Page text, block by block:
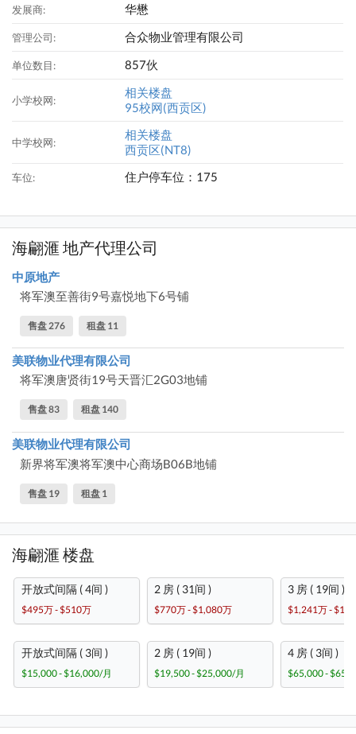
发展商: 华懋
管理公司: 合众物业管理有限公司
单位数目: 857伙
小学校网:
相关楼盘
95校网(西贡区)
中学校网:
相关楼盘
西贡区(NT8)
车位: 住户停车位：175
海翩滙 地产代理公司
中原地产
将军澳至善街9号嘉悦地下6号铺
售盘 276 租盘 11
美联物业代理有限公司
将军澳唐贤街19号天晋汇2G03地铺
售盘 83 租盘 140
美联物业代理有限公司
新界将军澳将军澳中心商场B06B地铺
售盘 19 租盘 1
海翩滙 楼盘
开放式间隔 ( 4间 )
$495万 - $510万
2 房 ( 31间 )
$770万 - $1,080万
3 房 ( 19间 )
$1,241万 -
开放式间隔 ( 3间 )
$15,000 - $16,000/月
2 房 ( 19间 )
$19,500 - $25,000/月
4 房 ( 3间 )
$65,000 -